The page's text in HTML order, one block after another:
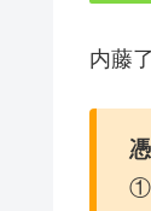
内藤
①